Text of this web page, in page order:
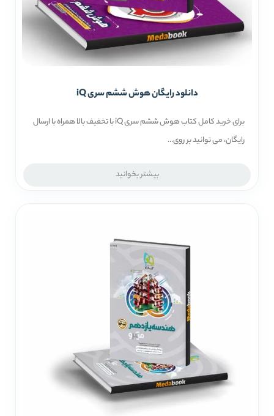
دانلود رایگان هوش ششم سری iQ
برای خرید کامل کتاب هوش ششم سری iQ با تخفیف بالا همراه با ارسال
رایگان، می توانید بر روی...
بیشتر بخوانید